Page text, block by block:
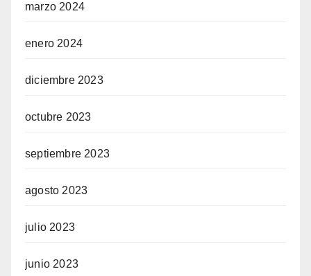
marzo 2024
enero 2024
diciembre 2023
octubre 2023
septiembre 2023
agosto 2023
julio 2023
junio 2023